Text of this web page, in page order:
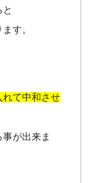
す。
れて中和させ
が出来ま